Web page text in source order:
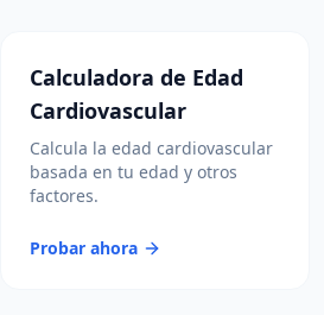
Calculadora de Edad
Cardiovascular
Calcula la edad cardiovascular
basada en tu edad y otros
factores.
Probar ahora